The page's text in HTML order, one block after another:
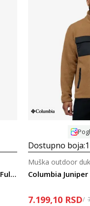
Columbia Superior Summit™ Grid Full Zip M
Dostupno boja:1
Muška outdoor
7.199,10 RSD